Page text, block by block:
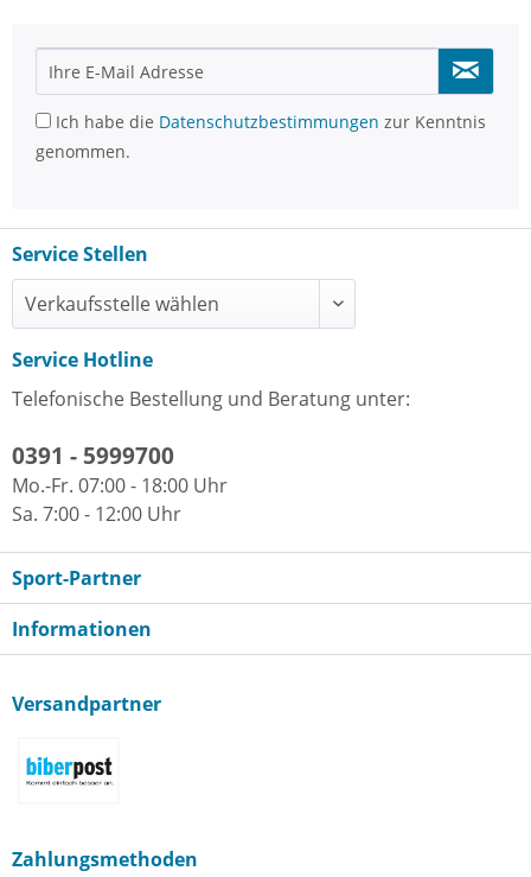
Ich habe die Datenschutzbestimmungen zur Kenntnis
genommen.
Service Stellen
Service Hotline
Telefonische Bestellung und Beratung unter:
0391 - 5999700
Mo.-Fr. 07:00 - 18:00 Uhr
Sa. 7:00 - 12:00 Uhr
Sport-Partner
Informationen
Versandpartner
Zahlungsmethoden